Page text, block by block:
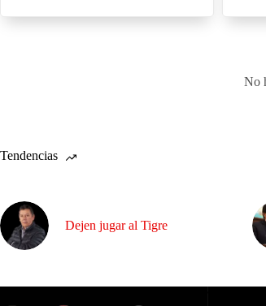
No
Tendencias
Dejen jugar al Tigre